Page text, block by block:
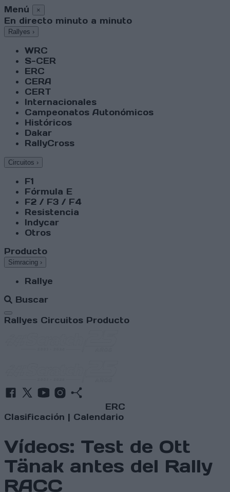
Menú ×
En directo minuto a minuto
Rallyes ›
WRC
S-CER
ERC
CERA
CERT
Internacionales
Campeonatos Autonómicos
Históricos
Dakar
RallyCross
Circuitos ›
F1
Fórmula E
F2 / F3 / F4
Resistencia
Indycar
Otros
Producto
Simracing ›
Rallye
Buscar
Abrir menú
Rallyes Circuitos Producto
ERC
Clasificación | Calendario
Vídeos: Test de Ott
Tänak antes del Rally
RACC